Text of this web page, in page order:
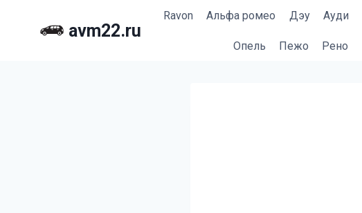
avm22.ru
Ravon Альфа ромео Дэу Ауди
Опель Пежо Рено